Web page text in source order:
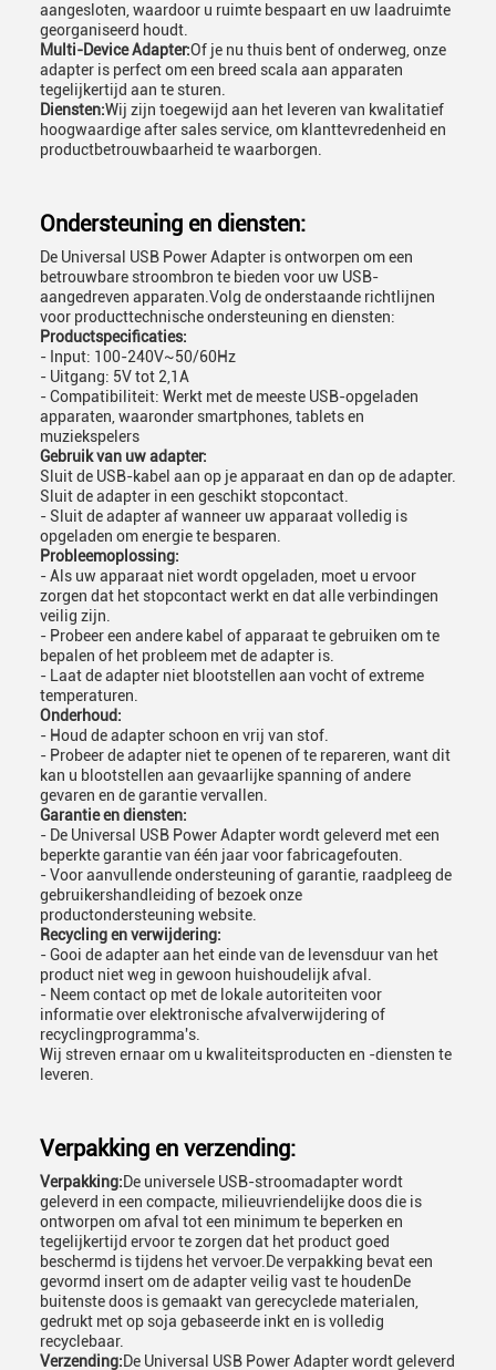
aangesloten, waardoor u ruimte bespaart en uw laadruimte
georganiseerd houdt.
Multi-Device Adapter:Of je nu thuis bent of onderweg, onze
adapter is perfect om een breed scala aan apparaten
tegelijkertijd aan te sturen.
Diensten:Wij zijn toegewijd aan het leveren van kwalitatief
hoogwaardige after sales service, om klanttevredenheid en
productbetrouwbaarheid te waarborgen.
Ondersteuning en diensten:
De Universal USB Power Adapter is ontworpen om een
betrouwbare stroombron te bieden voor uw USB-
aangedreven apparaten.Volg de onderstaande richtlijnen
voor producttechnische ondersteuning en diensten:
Productspecificaties:
- Input: 100-240V~50/60Hz
- Uitgang: 5V tot 2,1A
- Compatibiliteit: Werkt met de meeste USB-opgeladen
apparaten, waaronder smartphones, tablets en
muziekspelers
Gebruik van uw adapter:
Sluit de USB-kabel aan op je apparaat en dan op de adapter.
Sluit de adapter in een geschikt stopcontact.
- Sluit de adapter af wanneer uw apparaat volledig is
opgeladen om energie te besparen.
Probleemoplossing:
- Als uw apparaat niet wordt opgeladen, moet u ervoor
zorgen dat het stopcontact werkt en dat alle verbindingen
veilig zijn.
- Probeer een andere kabel of apparaat te gebruiken om te
bepalen of het probleem met de adapter is.
- Laat de adapter niet blootstellen aan vocht of extreme
temperaturen.
Onderhoud:
- Houd de adapter schoon en vrij van stof.
- Probeer de adapter niet te openen of te repareren, want dit
kan u blootstellen aan gevaarlijke spanning of andere
gevaren en de garantie vervallen.
Garantie en diensten:
- De Universal USB Power Adapter wordt geleverd met een
beperkte garantie van één jaar voor fabricagefouten.
- Voor aanvullende ondersteuning of garantie, raadpleeg de
gebruikershandleiding of bezoek onze
productondersteuning website.
Recycling en verwijdering:
- Gooi de adapter aan het einde van de levensduur van het
product niet weg in gewoon huishoudelijk afval.
- Neem contact op met de lokale autoriteiten voor
informatie over elektronische afvalverwijdering of
recyclingprogramma's.
Wij streven ernaar om u kwaliteitsproducten en -diensten te
leveren.
Verpakking en verzending:
Verpakking:De universele USB-stroomadapter wordt
geleverd in een compacte, milieuvriendelijke doos die is
ontworpen om afval tot een minimum te beperken en
tegelijkertijd ervoor te zorgen dat het product goed
beschermd is tijdens het vervoer.De verpakking bevat een
gevormd insert om de adapter veilig vast te houdenDe
buitenste doos is gemaakt van gerecyclede materialen,
gedrukt met op soja gebaseerde inkt en is volledig
recyclebaar.
Verzending:De Universal USB Power Adapter wordt geleverd